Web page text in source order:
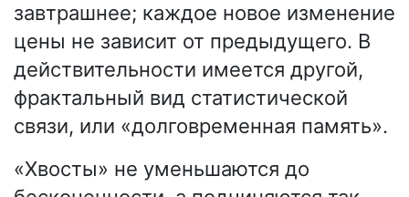
завтрашнее; каждое новое изменение
цены не зависит от предыдущего. В
действительности имеется другой,
фрактальный вид статистической
связи, или «долговременная память».
«Хвосты» не уменьшаются до